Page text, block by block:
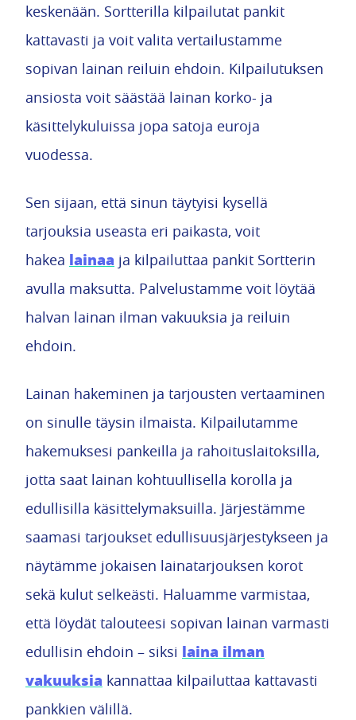
keskenään. Sortterilla kilpailutat pankit
kattavasti ja voit valita vertailustamme
sopivan lainan reiluin ehdoin. Kilpailutuksen
ansiosta voit säästää lainan korko- ja
käsittelykuluissa jopa satoja euroja
vuodessa.
Sen sijaan, että sinun täytyisi kysellä
tarjouksia useasta eri paikasta, voit
hakea lainaa ja kilpailuttaa pankit Sortterin
avulla maksutta. Palvelustamme voit löytää
halvan lainan ilman vakuuksia ja reiluin
ehdoin.
Lainan hakeminen ja tarjousten vertaaminen
on sinulle täysin ilmaista. Kilpailutamme
hakemuksesi pankeilla ja rahoituslaitoksilla,
jotta saat lainan kohtuullisella korolla ja
edullisilla käsittelymaksuilla. Järjestämme
saamasi tarjoukset edullisuusjärjestykseen ja
näytämme jokaisen lainatarjouksen korot
sekä kulut selkeästi. Haluamme varmistaa,
että löydät talouteesi sopivan lainan varmasti
edullisin ehdoin – siksi laina ilman
vakuuksia kannattaa kilpailuttaa kattavasti
pankkien välillä.